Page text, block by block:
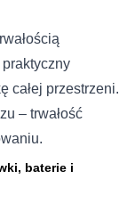
całej przestrzeni.
– trwałość
baterie i